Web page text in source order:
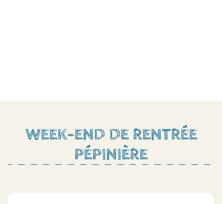
WEEK-END DE RENTRÉE
PÉPINIÈRE